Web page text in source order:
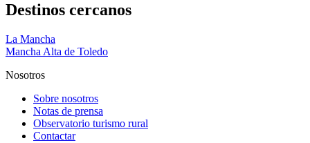
Destinos cercanos
La Mancha
Mancha Alta de Toledo
Nosotros
Sobre nosotros
Notas de prensa
Observatorio turismo rural
Contactar